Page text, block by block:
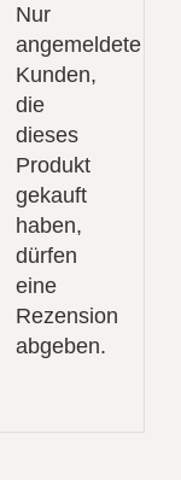
Nur
angemeldete
Kunden,
die
dieses
Produkt
gekauft
haben,
dürfen
eine
Rezension
abgeben.